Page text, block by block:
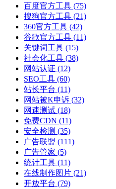
百度官方工具 (75)
搜狗官方工具 (21)
360官方工具 (42)
谷歌官方工具 (11)
关键词工具 (15)
社会化工具 (38)
网站认证 (12)
SEO工具 (60)
站长平台 (11)
网站被K申诉 (32)
网速测试 (18)
免费CDN (11)
安全检测 (35)
广告联盟 (111)
广告管家 (5)
统计工具 (11)
在线制作图片 (21)
开放平台 (79)